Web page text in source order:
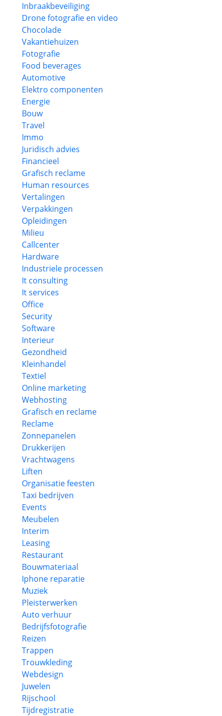
Inbraakbeveiliging
Drone fotografie en video
Chocolade
Vakantiehuizen
Fotografie
Food beverages
Automotive
Elektro componenten
Energie
Bouw
Travel
Immo
Juridisch advies
Financieel
Grafisch reclame
Human resources
Vertalingen
Verpakkingen
Opleidingen
Milieu
Callcenter
Hardware
Industriele processen
It consulting
It services
Office
Security
Software
Interieur
Gezondheid
Kleinhandel
Textiel
Online marketing
Webhosting
Grafisch en reclame
Reclame
Zonnepanelen
Drukkerijen
Vrachtwagens
Liften
Organisatie feesten
Taxi bedrijven
Events
Meubelen
Interim
Leasing
Restaurant
Bouwmateriaal
Iphone reparatie
Muziek
Pleisterwerken
Auto verhuur
Bedrijfsfotografie
Reizen
Trappen
Trouwkleding
Webdesign
Juwelen
Rijschool
Tijdregistratie